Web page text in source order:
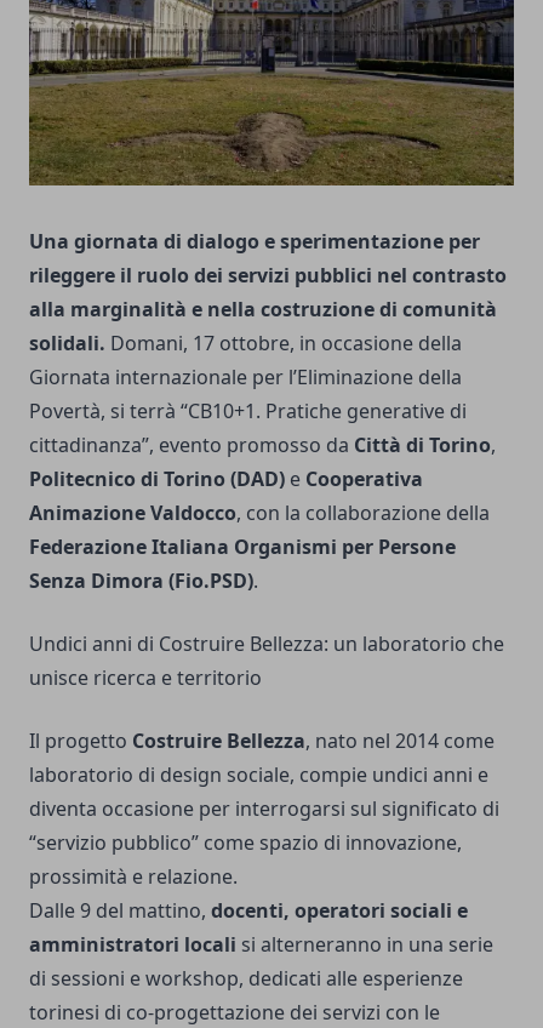
Una giornata di dialogo e sperimentazione per
rileggere il ruolo dei servizi pubblici nel contrasto
alla marginalità e nella costruzione di comunità
solidali. Domani, 17 ottobre, in occasione della
Giornata internazionale per l’Eliminazione della
Povertà, si terrà “CB10+1. Pratiche generative di
cittadinanza”, evento promosso da Città di Torino,
Politecnico di Torino (DAD) e Cooperativa
Animazione Valdocco, con la collaborazione della
Federazione Italiana Organismi per Persone
Senza Dimora (Fio.PSD).
Undici anni di Costruire Bellezza: un laboratorio che
unisce ricerca e territorio
Il progetto Costruire Bellezza, nato nel 2014 come
laboratorio di design sociale, compie undici anni e
diventa occasione per interrogarsi sul significato di
“servizio pubblico” come spazio di innovazione,
prossimità e relazione.
Dalle 9 del mattino, docenti, operatori sociali e
amministratori locali si alterneranno in una serie
di sessioni e workshop, dedicati alle esperienze
torinesi di co-progettazione dei servizi con le